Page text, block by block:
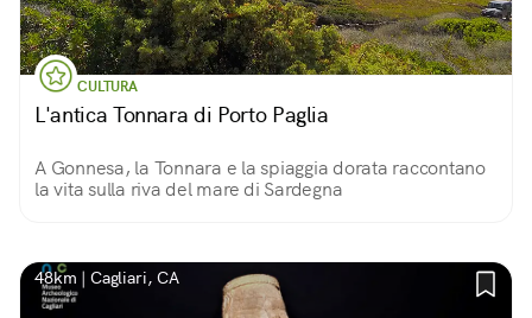
CULTURA
L'antica Tonnara di Porto Paglia
A Gonnesa, la Tonnara e la spiaggia dorata raccontano
la vita sulla riva del mare di Sardegna
48km | Cagliari, CA